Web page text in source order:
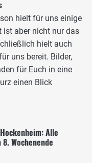
hielt für uns einige
ist aber nicht nur das
hielt auch
uns bereit. Bilder,
für Euch in eine
einen Blick
Alle
Wochenende